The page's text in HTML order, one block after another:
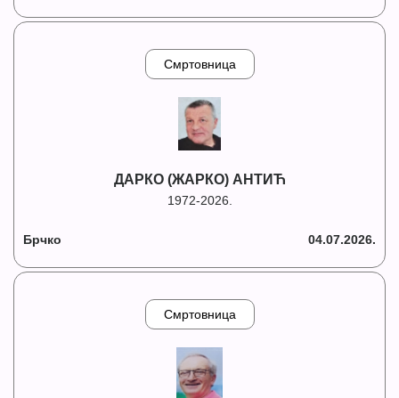
Смртовница
ДАРКО (ЖАРКО) АНТИЋ
1972-2026.
Брчко 04.07.2026.
Смртовница